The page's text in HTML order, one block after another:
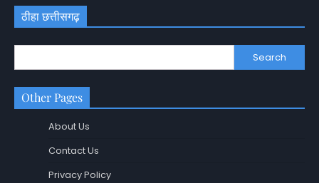
ठीहा छत्तीसगढ़
Search
Other Pages
About Us
Contact Us
Privacy Policy